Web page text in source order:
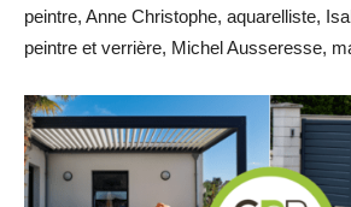
peintre, Anne Christophe, aquarelliste,
peintre et verrière, Michel Ausseresse,